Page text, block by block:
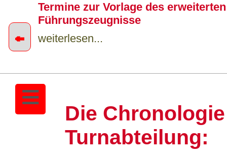
Termine zur Vorlage des erweiterten
Führungszeugnisse
weiterlesen...
Sportangebot A-Z Sommer 2026
verfügbar
weiterlesen...
←
≡
Die
Turnabteilung: